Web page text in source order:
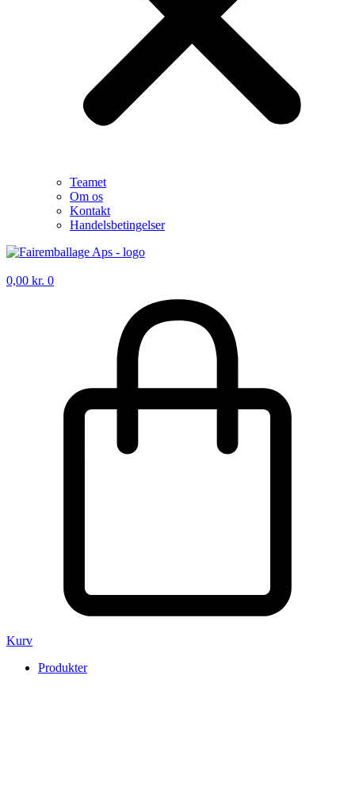
Teamet
Om os
Kontakt
Handelsbetingelser
0,00 kr. 0
Kurv
Produkter